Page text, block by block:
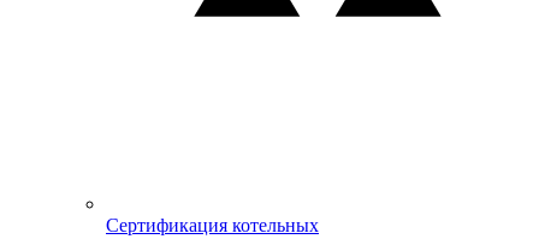
Сертификация котельных